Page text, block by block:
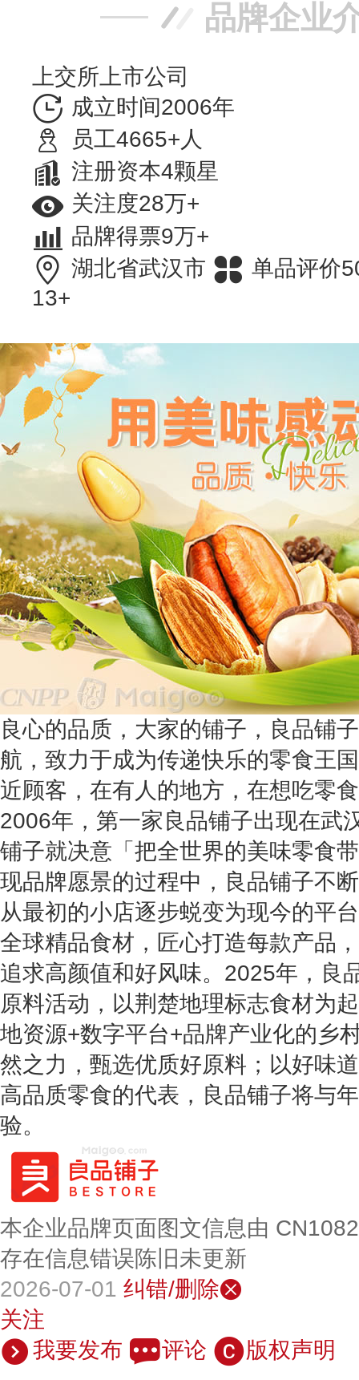
品牌企业
上交所上市公司
成立时间2006年
员工4665+人
注册资本4颗星
关注度28万+
品牌得票9万+
湖北省武汉市
单品评价
13+
良心的品质，大家的铺子，良品铺
航，致力于成为传递快乐的零食王
近顾客，在有人的地方，在想吃零
2006年，第一家良品铺子出现在武
铺子就决意「把全世界的美味零食
现品牌愿景的过程中，良品铺子不
从最初的小店逐步蜕变为现今的平
全球精品食材，匠心打造每款产品
追求高颜值和好风味。2025年，良
原料活动，以荆楚地理标志食材为
地资源+数字平台+品牌产业化的乡
然之力，甄选优质好原料；以好味
高品质零食的代表，良品铺子将与
验。
本企业品牌页面图文信息由
存在信息错误陈旧未更新
2026-07-01 纠错/删除
关注
我要发布
评论 版权声明